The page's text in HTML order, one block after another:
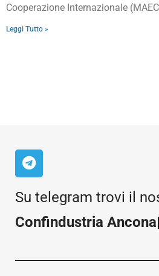
Cooperazione Internazionale
Leggi Tutto »
Su telegram trovi il
Confindustria